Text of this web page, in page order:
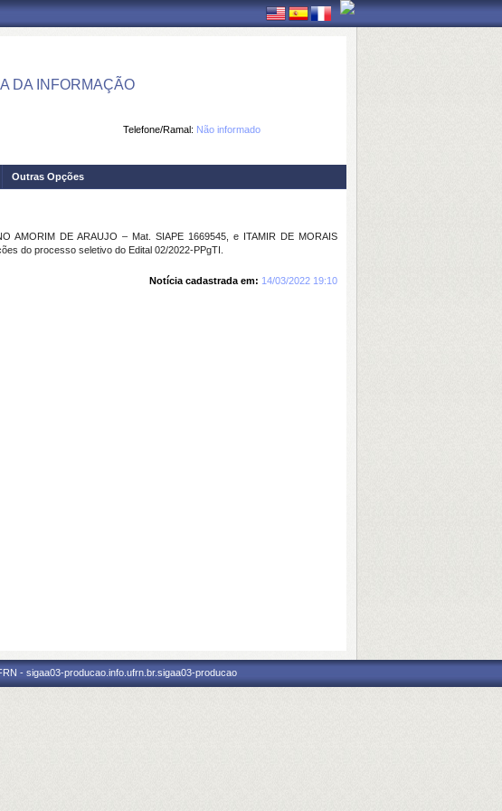
DA INFORMAÇÃO
Telefone/Ramal: Não informado
Outras Opções
AMORIM DE ARAUJO – Mat. SIAPE 1669545, e ITAMIR DE MORAIS
do processo seletivo do Edital 02/2022-PPgTI.
Notícia cadastrada em: 14/03/2022 19:10
- sigaa03-producao.info.ufrn.br.sigaa03-producao